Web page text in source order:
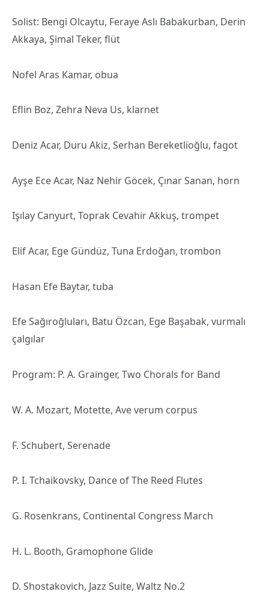
Solist: Bengi Olcaytu, Feraye Aslı Babakurban, Derin
Akkaya, Şimal Teker, flüt
Nofel Aras Kamar, obua
Eflin Boz, Zehra Neva Us, klarnet
Deniz Acar, Duru Akiz, Serhan Bereketlioğlu, fagot
Ayşe Ece Acar, Naz Nehir Göcek, Çınar Sanan, horn
Işılay Canyurt, Toprak Cevahir Akkuş, trompet
Elif Acar, Ege Gündüz, Tuna Erdoğan, trombon
Hasan Efe Baytar, tuba
Efe Sağıroğluları, Batu Özcan, Ege Başabak, vurmalı
çalgılar
Program: P. A. Grainger, Two Chorals for Band
W. A. Mozart, Motette, Ave verum corpus
F. Schubert, Serenade
P. I. Tchaikovsky, Dance of The Reed Flutes
G. Rosenkrans, Continental Congress March
H. L. Booth, Gramophone Glide
D. Shostakovich, Jazz Suite, Waltz No.2